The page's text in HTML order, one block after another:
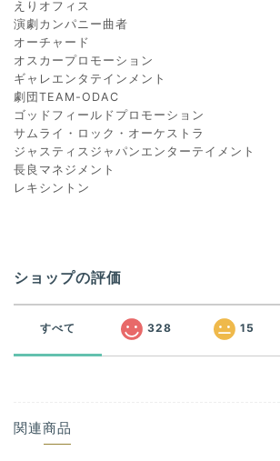
えりオフィス
演劇カンパニー曲者
オーチャード
オスカープロモーション
ギャレエンタテインメント
劇団TEAM-ODAC
ゴッドフィールドプロモーション
サムライ・ロック・オーケストラ
ジャスティスジャパンエンターテイメント
長良マネジメント
レキシントン
ショップの評価
すべて 328 15
関連商品